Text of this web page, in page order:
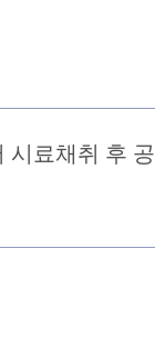
시료채취 후